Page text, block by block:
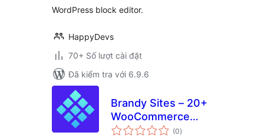
WordPress block editor.
HappyDevs
70+ Số lượt cài đặt
Đã kiểm tra với 6.9.6
Brandy Sites – 20+
WooCommerce
Website Starter
(0tổng
đánh
)